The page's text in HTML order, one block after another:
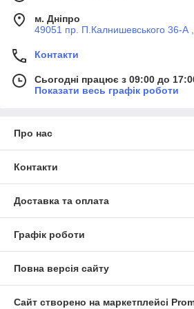
м. Дніпро
49051 пр. П.Калнишевського 36-А ,
Контакти
Сьогодні працює з 09:00 до
Показати весь графік роботи
Про нас
Контакти
Доставка та оплата
Графік роботи
Повна версія сайту
Сайт створено на маркетплейсі